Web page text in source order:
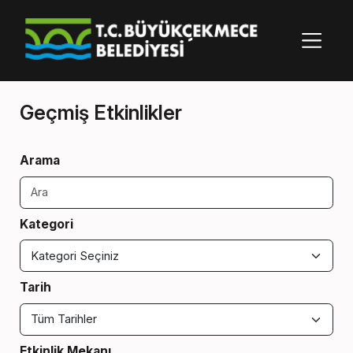
Geçmiş Etkinlikler
Arama
Kategori
Tarih